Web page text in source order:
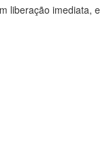
liberação imediata, e